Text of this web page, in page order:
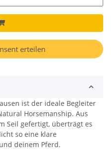
erteilen
ist der ideale Begleiter
Horsemanship. Aus
Seil gefertigt, überträgt es
so eine klare
deinem Pferd.